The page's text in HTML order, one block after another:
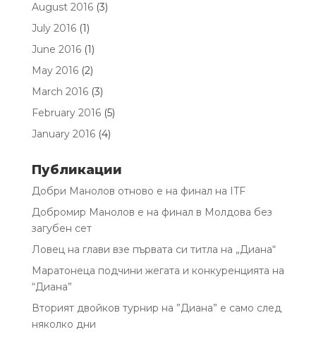
August 2016(3)
July 2016(1)
June 2016(1)
May 2016(2)
March 2016(3)
February 2016(5)
January 2016(4)
Публикации
Добри Манолов отново е на финал на ITF
Добромир Манолов е на финал в Молдова без
загубен сет
Ловец на глави взе първата си титла на „Диана“
Маратонеца подчини жегата и конкуренцията на
“Диана”
Вторият двойков турнир на ”Диана” е само след
няколко дни